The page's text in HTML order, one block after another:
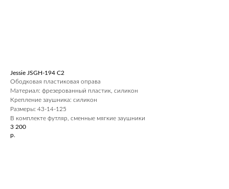
Jessie JSGH-194 C2
Ободковая пластиковая оправа
Материал: фрезерованный пластик, силикон
Крепление заушника: силикон
Размеры: 43-14-125
В комплекте футляр, сменные мягкие заушники
3 200
р.